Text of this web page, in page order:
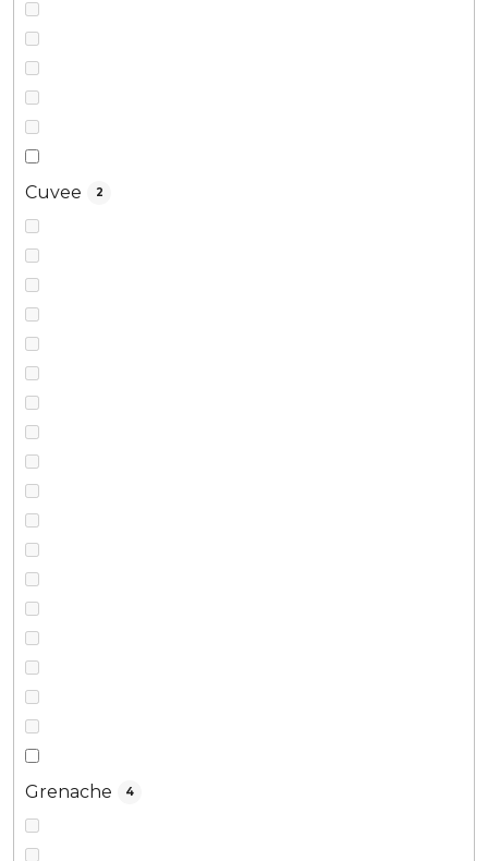
Cuvee 2
Grenache 4